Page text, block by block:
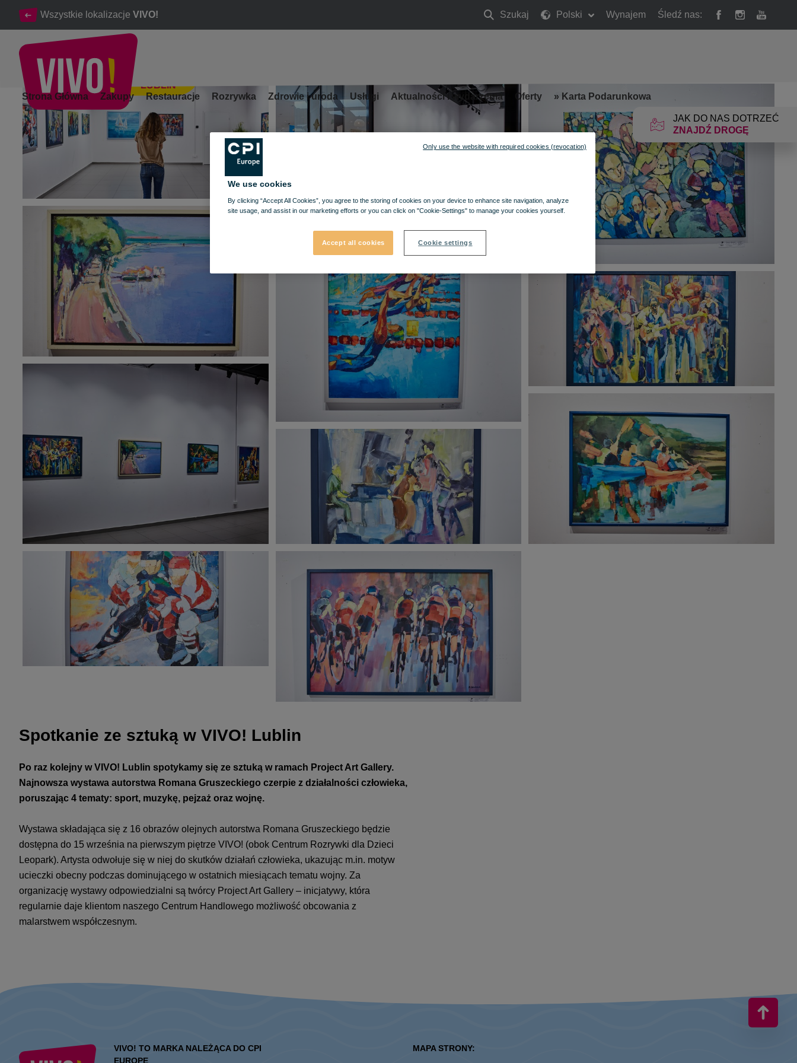
Wszystkie lokalizacje VIVO! Szukaj
Szukaj
Polski Wynajem Śledź nas:
JAK DO NAS DOTRZEĆ
ZNAJDŹ DROGĘ
Lublin
LUBLIN
Strona Główna Zakupy Restauracje Rozrywka Zdrowie i uroda Usługi Aktualności i wydarzenia Oferty » Karta Podarunkowa
Spotkanie ze sztuką w VIVO! Lublin
Spotkanie ze sztuką w VIVO! Lublin
Po raz kolejny w VIVO! Lublin spotykamy się ze sztuką w ramach Project Art Gallery.
Najnowsza wystawa autorstwa Romana Gruszeckiego czerpie z działalności człowieka,
poruszając 4 tematy: sport, muzykę, pejzaż oraz wojnę.
Wystawa składająca się z 16 obrazów olejnych autorstwa Romana Gruszeckiego będzie
dostępna do 15 września na pierwszym piętrze VIVO! (obok Centrum Rozrywki dla Dzieci
Leopark). Artysta odwołuje się w niej do skutków działań człowieka, ukazując m.in. motyw
ucieczki obecny podczas dominującego w ostatnich miesiącach tematu wojny. Za
organizację wystawy odpowiedzialni są twórcy Project Art Gallery – inicjatywy, która
regularnie daje klientom naszego Centrum Handlowego możliwość obcowania z
malarstwem współczesnym.
VIVO! TO MARKA NALEŻĄCA DO CPI
EUROPE
MAPA STRONY:
We use cookies
By clicking “Accept All Cookies”, you agree to the storing of cookies on your device to enhance site navigation, analyze
site usage, and assist in our marketing efforts or you can click on "Cookie-Settings" to manage your cookies yourself.
Accept all cookies Cookie settings
Only use the website with required cookies (revocation)